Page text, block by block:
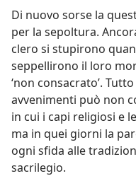
Di nuovo sorse la
per la sepoltura.
clero si stupirono
seppellirono il loro
‘non consacrato’.
avvenimenti può non
in cui i capi religiosi e
ma in quei giorni la
ogni sfida alle
sacrilegio.